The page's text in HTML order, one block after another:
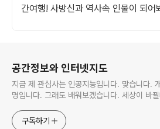
간여행! 사방신과 역사속 인물이 되어
공간정보와 인터넷지도
지금 제 관심사는 인공지능입니다. 맞습니다.
명입니다. 그래도 배워보겠습니다. 세상이 바
구독하기